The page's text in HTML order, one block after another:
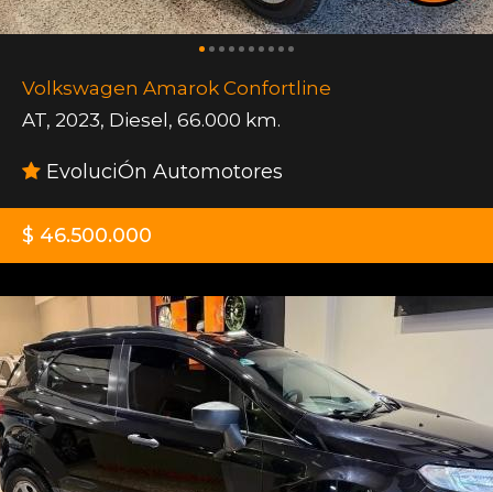
Volkswagen Amarok Confortline
AT, 2023, Diesel, 66.000 km.
EvoluciÓn Automotores
$ 46.500.000